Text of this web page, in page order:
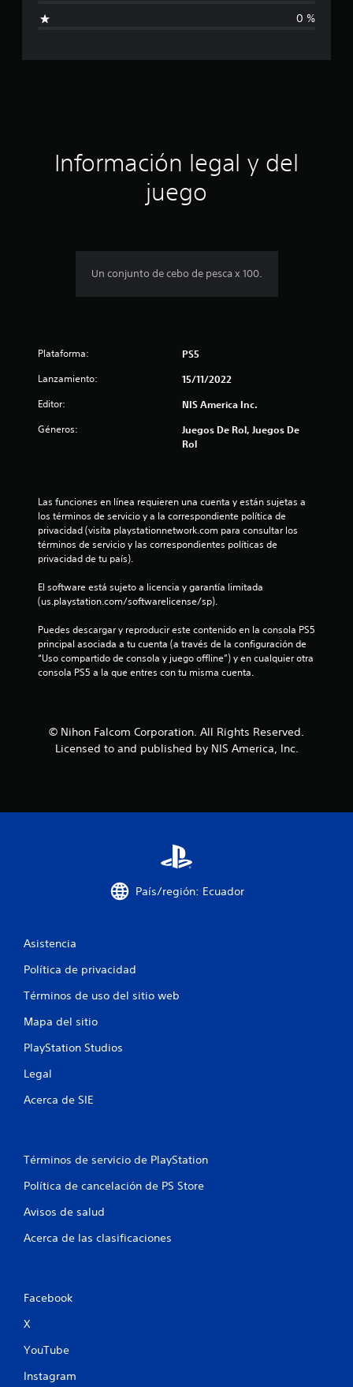
f
a
0 %
Información legal y del
juego
Un conjunto de cebo de pesca x 100.
Plataforma: PS5
Lanzamiento: 15/11/2022
Editor: NIS America Inc.
Géneros:
Juegos De Rol, Juegos De
Rol
Las funciones en línea requieren una cuenta y están sujetas a
los términos de servicio y a la correspondiente política de
privacidad (visita playstationnetwork.com para consultar los
términos de servicio y las correspondientes políticas de
privacidad de tu país).
El software está sujeto a licencia y garantía limitada
(us.playstation.com/softwarelicense/sp).
Puedes descargar y reproducir este contenido en la consola PS5
principal asociada a tu cuenta (a través de la configuración de
“Uso compartido de consola y juego offline”) y en cualquier otra
consola PS5 a la que entres con tu misma cuenta.
© Nihon Falcom Corporation. All Rights Reserved.
Licensed to and published by NIS America, Inc.
País/región: Ecuador
Asistencia
Política de privacidad
Términos de uso del sitio web
Mapa del sitio
PlayStation Studios
Legal
Acerca de SIE
Términos de servicio de PlayStation
Política de cancelación de PS Store
Avisos de salud
Acerca de las clasificaciones
Facebook
X
YouTube
Instagram